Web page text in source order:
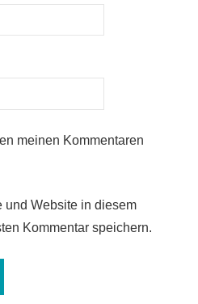
meinen Kommentaren
und Website in diesem
Kommentar speichern.